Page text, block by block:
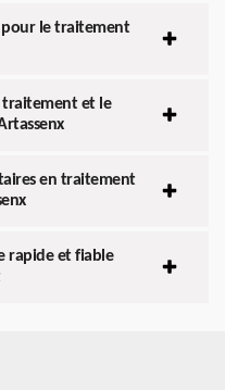
pour le traitement
traitement et le
en traitement
rapide et fiable